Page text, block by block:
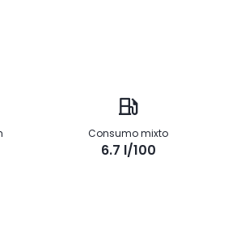
Consumo mixto
6.7 l/100